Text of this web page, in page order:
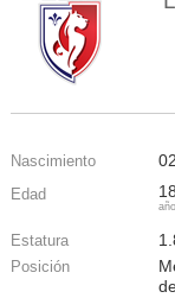
Nascimiento
Edad 18
Estatura
Posición